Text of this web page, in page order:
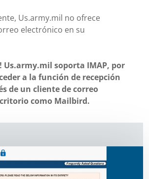
Us.army.mil no ofrece
electrónico en su
Us.army.mil soporta IMAP, por
a la función de recepción
de un cliente de correo
como Mailbird.